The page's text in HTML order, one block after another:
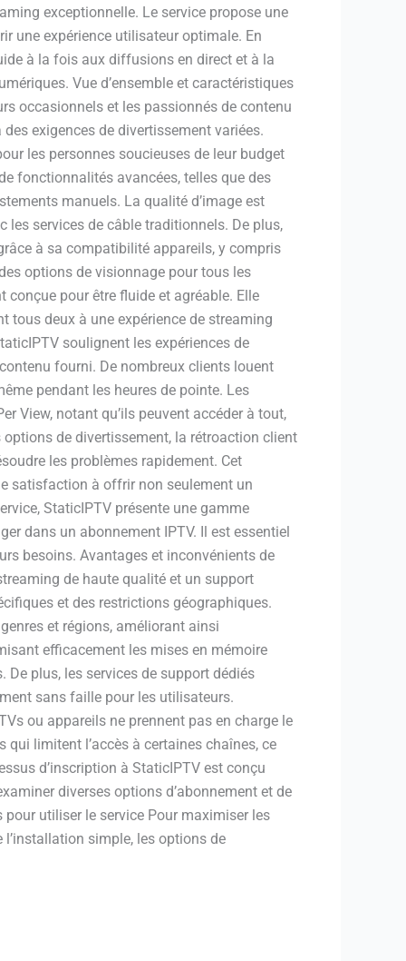
exceptionnelle. Le service propose une
une expérience utilisateur optimale. En
à la fois aux diffusions en direct et à la
Vue d’ensemble et caractéristiques
occasionnels et les passionnés de contenu
exigences de divertissement variées.
les personnes soucieuses de leur budget
fonctionnalités avancées, telles que des
manuels. La qualité d’image est
les services de câble traditionnels. De plus,
à sa compatibilité appareils, y compris
options de visionnage pour tous les
pour être fluide et agréable. Elle
tous deux à une expérience de streaming
soulignent les expériences de
fourni. De nombreux clients louent
pendant les heures de pointe. Les
View, notant qu’ils peuvent accéder à tout,
de divertissement, la rétroaction client
les problèmes rapidement. Cet
satisfaction à offrir non seulement un
StaticIPTV présente une gamme
dans un abonnement IPTV. Il est essentiel
besoins. Avantages et inconvénients de
de haute qualité et un support
et des restrictions géographiques.
et régions, améliorant ainsi
efficacement les mises en mémoire
plus, les services de support dédiés
sans faille pour les utilisateurs.
ou appareils ne prennent pas en charge le
limitent l’accès à certaines chaînes, ce
d’inscription à StaticIPTV est conçu
diverses options d’abonnement et de
pour utiliser le service Pour maximiser les
simple, les options de